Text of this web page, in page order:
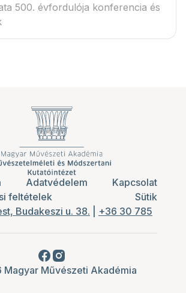
500. évfordulója konferencia és
Adatvédelem
Kapcsolat
feltételek
Sütik
Budakeszi u. 38.
+36 30 785
Művészeti Akadémia